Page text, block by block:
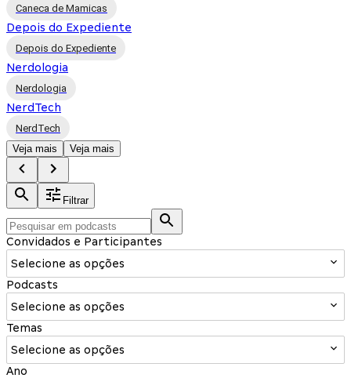
Caneca de Mamicas
Depois do Expediente
Depois do Expediente
Nerdologia
Nerdologia
NerdTech
NerdTech
Veja mais
Veja mais
Filtrar
Convidados e Participantes
Selecione as opções
Podcasts
Selecione as opções
Temas
Selecione as opções
Ano